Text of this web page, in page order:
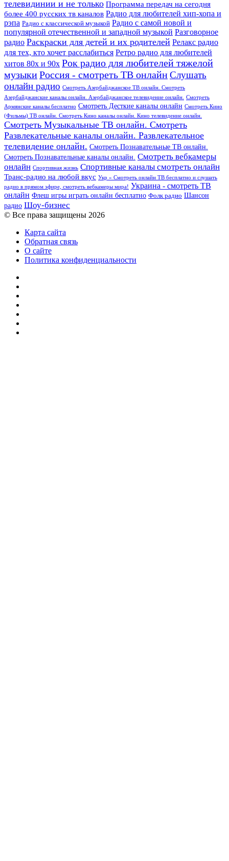
телевидинии и не только Программа передач на сегодня
более 400 русских тв каналов Радио для любителей хип-хопа и
рэпа Радио с классической музыкой Радио с самой новой и
популярной отечественной и западной музыкой Разговорное
радио Раскраски для детей и их родителей Релакс радио
для тех, кто хочет расслабиться Ретро радио для любителей
хитов 80х и 90х Рок радио для любителей тяжелой
музыкиРоссия - смотреть ТВ онлайнСлушать
онлайн радио Смотреть Азербайджанское ТВ онлайн. Смотреть
Азербайджанские каналы онлайн. Азербайджанское телевидение онлайн.
Смотреть
Армянские каналы бесплатно Смотреть Десткие каналы онлайн Смотреть Кино
(Фильмы) ТВ онлайн. Смотреть Кино каналы онлайн. Кино телевидение онлайн.
Смотреть Музыкальные ТВ онлайн. Смотреть
Развлекательные каналы онлайн. Развлекательное
телевидение онлайн. Смотреть Познавательные ТВ онлайн.
Смотреть Познавательные каналы онлайн. Смотреть вебкамеры
онлайн Спортивная жизнь Спортивные каналы смотреть онлайн
Транс-радио на любой вкус Укр » Смотреть онлайн ТВ бесплатно и слушать
радио в прямом эфире, смотреть вебкамеры мира! Украина - смотреть ТВ
онлайн Флеш игры играть онлайн бесплатно Фолк радио Шансон
радио Шоу-бизнес
© Все права защищены 2026
Карта сайта
Обратная связь
О сайте
Политика конфиденциальности